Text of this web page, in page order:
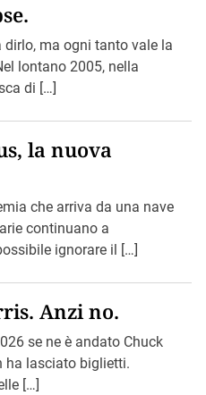
ma ogni tanto vale la
lontano 2005, nella
di […]
la nuova
che arriva da una nave
continuano a
ignorare il […]
Anzi no.
se ne è andato Chuck
ha lasciato biglietti.
[…]